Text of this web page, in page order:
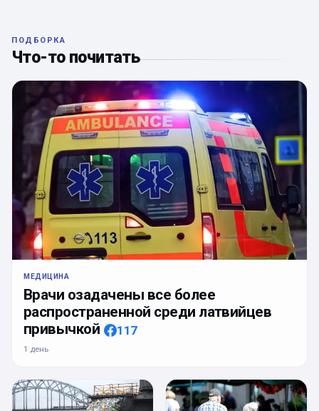
ПОДБОРКА
Что-то почитать
МЕДИЦИНА
Врачи озадачены все более
распространенной среди латвийцев
привычкой
117
1 день